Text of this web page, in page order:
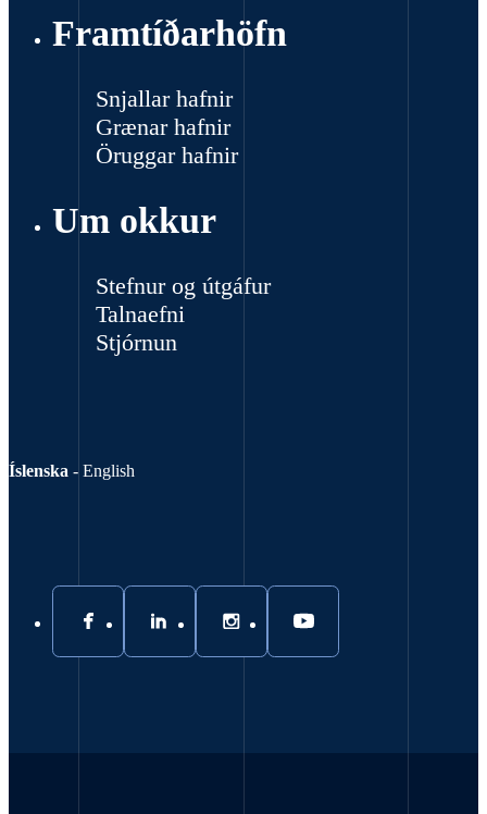
Framtíðarhöfn
Snjallar hafnir
Grænar hafnir
Öruggar hafnir
Um okkur
Stefnur og útgáfur
Talnaefni
Stjórnun
Íslenska - English